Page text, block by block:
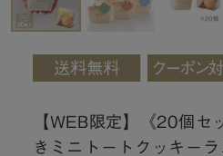
【WEB限定】《20個セ
きミニトートクッキー